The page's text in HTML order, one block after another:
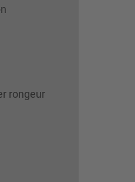
rongeur